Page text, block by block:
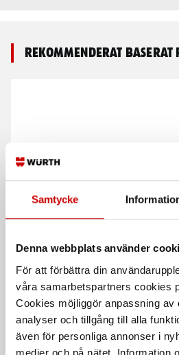
Samtycke
Denna webbplats använder
För att förbättra din
våra samarbetspartners cookies
Cookies möjliggör anpassning av
analyser och tillgång till alla
även för personliga annonser i
medier och på nätet. Information
Rekommenderat
6-kt hylsa kraft 90 mm
2-